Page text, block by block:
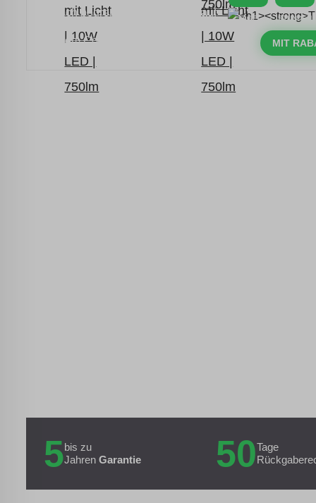
Zeitlich begrenzter 20 % Rabatt auf
mit dem Code: VIP20DE
TAGE STUNDEN
MIT
5bis zu
Jahren Garantie 50Tage